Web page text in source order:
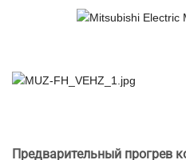
Предварительный прогрев